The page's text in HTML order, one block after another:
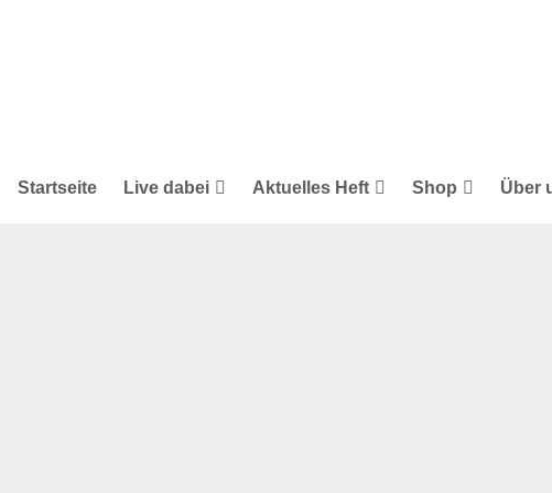
Startseite Live dabei Aktuelles Heft Shop Über